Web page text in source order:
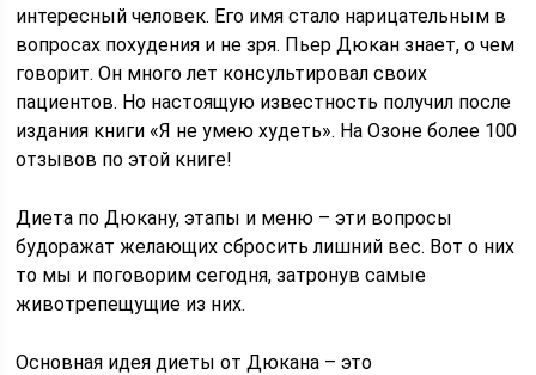
интересный человек. Его имя стало нарицательным в
вопросах похудения и не зря. Пьер Дюкан знает, о чем
говорит. Он много лет консультировал своих
пациентов. Но настоящую известность получил после
издания книги «Я не умею худеть». На Озоне более 100
отзывов по этой книге!
Диета по Дюкану, этапы и меню – эти вопросы
будоражат желающих сбросить лишний вес. Вот о них
то мы и поговорим сегодня, затронув самые
животрепещущие из них.
Основная идея диеты от Дюкана – это